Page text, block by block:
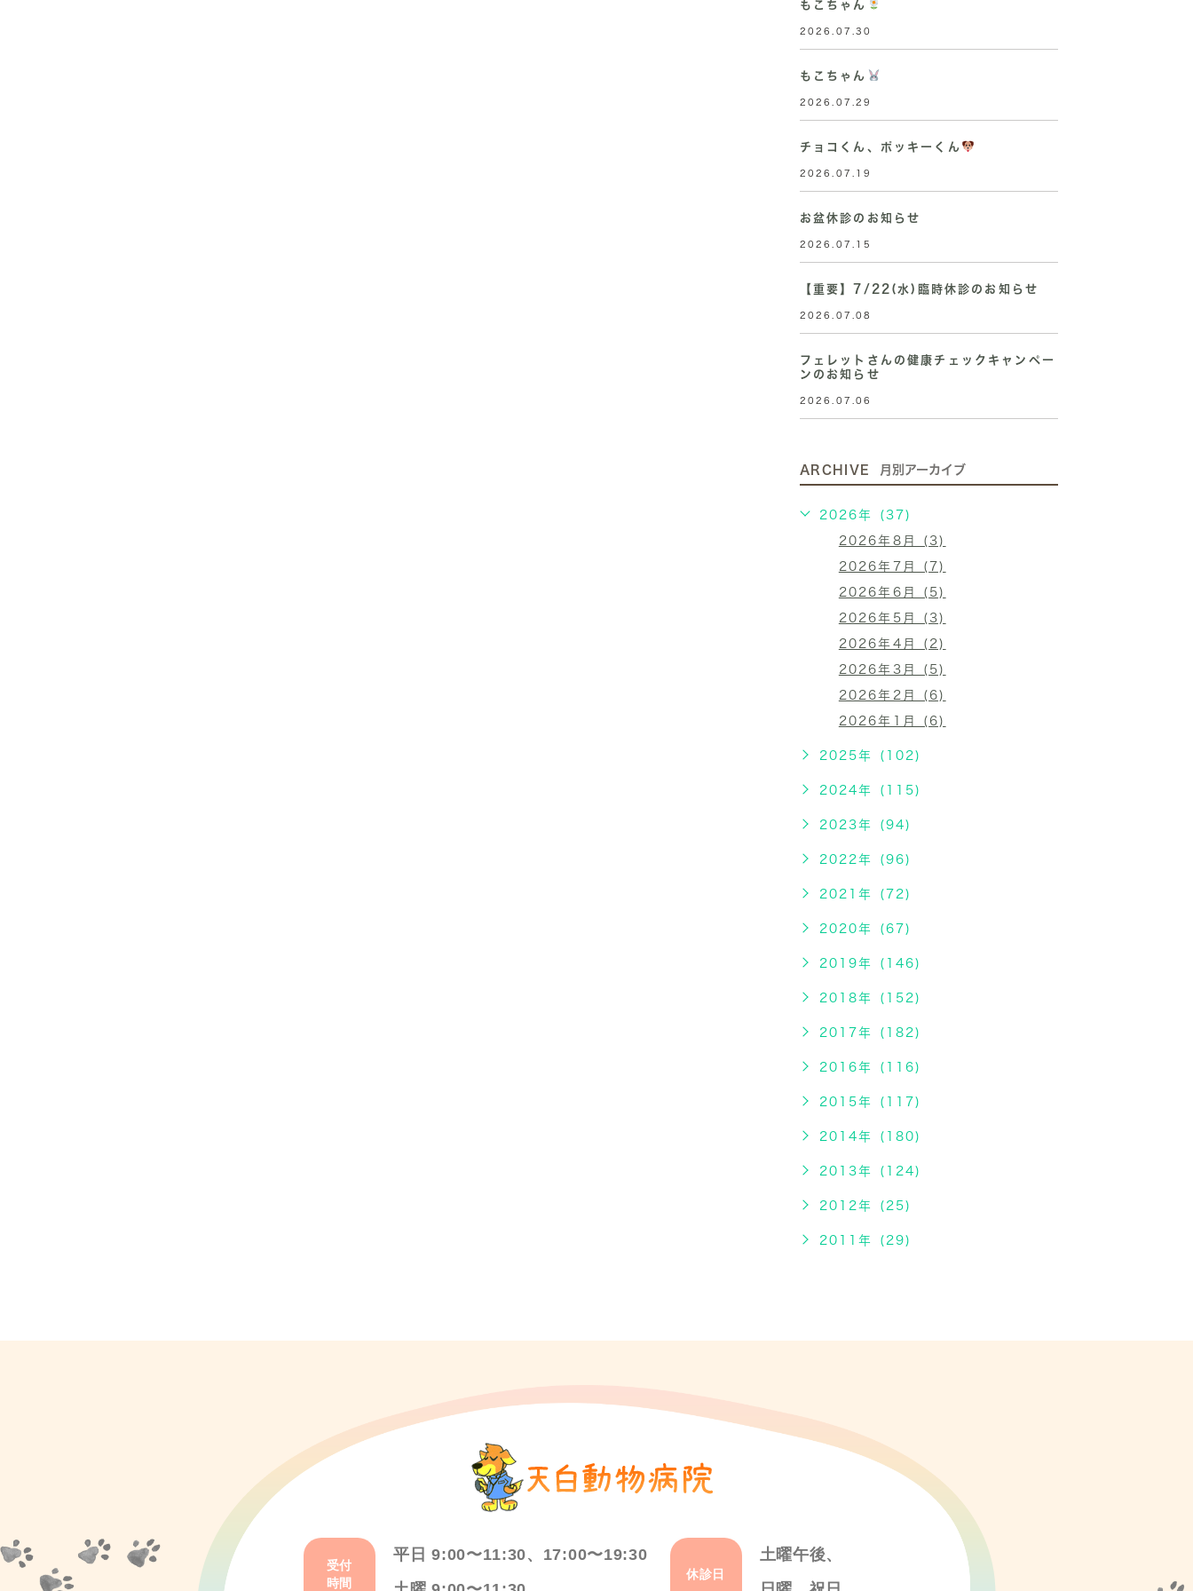
もこちゃん
2026.07.30
もこちゃん
2026.07.29
チョコくん、ポッキーくん
2026.07.19
お盆休診のお知らせ
2026.07.15
【重要】7/22(水)臨時休診のお知らせ
2026.07.08
フェレットさんの健康チェックキャンペー
ンのお知らせ
2026.07.06
ARCHIVE 月別アーカイブ
2026年 (37)
2026年8月 (3)
2026年7月 (7)
2026年6月 (5)
2026年5月 (3)
2026年4月 (2)
2026年3月 (5)
2026年2月 (6)
2026年1月 (6)
2025年 (102)
2024年 (115)
2023年 (94)
2022年 (96)
2021年 (72)
2020年 (67)
2019年 (146)
2018年 (152)
2017年 (182)
2016年 (116)
2015年 (117)
2014年 (180)
2013年 (124)
2012年 (25)
2011年 (29)
受付
時間
平日 9:00〜11:30、17:00〜19:30
休診日
土曜午後、